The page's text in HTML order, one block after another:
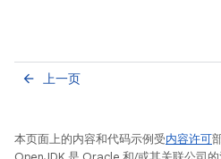
上一页
arrow_back
本页面上的内容和代码示例受内容许可